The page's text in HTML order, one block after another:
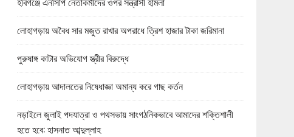
লোহাগড়ায় অবৈধ সার মজুত রাখার অপরাধে ত্রিশ হাজার টাকা জরিমানা
পুরুষাঙ্গ কাটার অভিযোগ স্ত্রীর বিরুদ্ধে
লোহাগড়ায় আদালতের নিষেধাজ্ঞা অমান্য করে গাছ কর্তন
নড়াইলে জুলাই পদযাত্রা ও পথসভায় সাংগঠনিকভাবে আমাদের শক্তিশালী
হতে হবে: হাসনাত আব্দুল্লাহ